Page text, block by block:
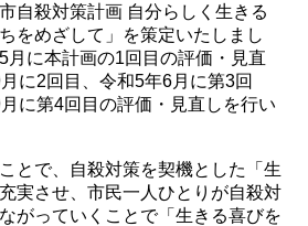
自殺対策計画 自分らしく生きる
をめざして」を策定いたしまし
月に本計画の1回目の評価・見直
に2回目、令和5年6月に第3回
に第4回目の評価・見直しを行い
とで、自殺対策を契機とした「生
実させ、市民一人ひとりが自殺対
がっていくことで「生きる喜びを